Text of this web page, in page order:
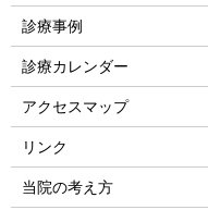
診療事例
診療カレンダー
アクセスマップ
リンク
当院の考え方